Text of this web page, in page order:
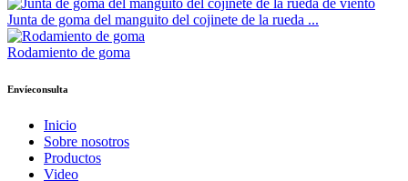
Junta de goma del manguito del cojinete de la rueda ...
Rodamiento de goma
Envíeconsulta
Inicio
Sobre nosotros
Productos
Video